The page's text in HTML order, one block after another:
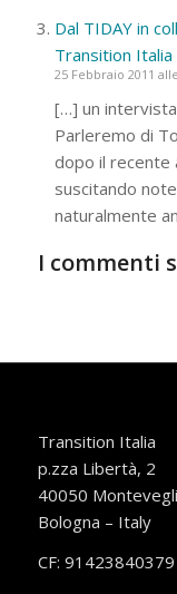
Dal TIDAY in
Transition Italia
25 Febbraio 2011
[…] un
Parleremo di
dopo il recente
suscitando
naturalmente
I commenti
Transition Italia
p.zza Libertà, 2
40050
Bologna – Italy
CF: 91423840379